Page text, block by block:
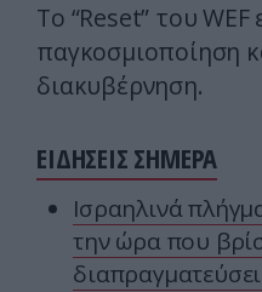
Το “Reset” του WEF
παγκοσμιοποίηση
διακυβέρνηση.
ΕΙΔΗΣΕΙΣ ΣΗΜΕΡΑ
Ισραηλινά
την ώρα που